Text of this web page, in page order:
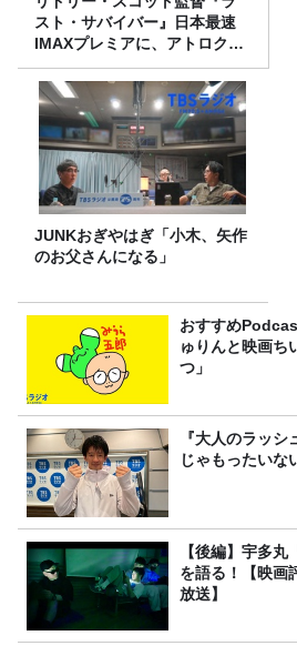
スト・サバイバー』日本最速
IMAXプレミアに、アトロクリ
スナー60名をご招待！
JUNKおぎやはぎ「小木、矢作
のお父さんになる」
おすすめ
ゅりんと映画
つ」
『大人のラッ
じゃもったいな
【後編】宇多丸
を語る！【映画
放送】